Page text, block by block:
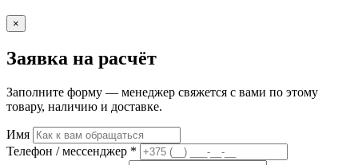
×
Заявка на расчёт
Заполните форму — менеджер свяжется с вами по этому
товару, наличию и доставке.
Имя
Телефон / мессенджер *